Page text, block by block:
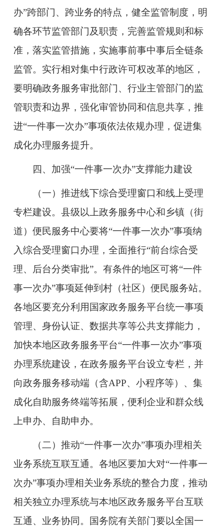
办”跨部门、跨业务的特点，健全监管制度，明
确各环节监管部门及职责，完善监管规则和标
准，落实监管措施，实施事前事中事后全链条
监管。实行相对集中行政许可权改革的地区，
要明确政务服务审批部门、行业主管部门的监
管职责和边界，强化审管协同和信息共享，推
进“一件事一次办”事项依法依规办理，促进集
成化办理服务提升。
四、加强“一件事一次办”支撑能力建设
（一）推进线下综合受理窗口和线上受理
专栏建设。 县级以上政务服务中心和乡镇（街
道）便民服务中心要将“一件事一次办”事项纳
入综合受理窗口办理，全面推行“前台综合受
理、后台分类审批”。有条件的地区可将“一件
事一次办”事项延伸到村（社区）便民服务站。
各地区要充分利用国家政务服务平台统一事项
管理、身份认证、数据共享等公共支撑能力，
加快本地区政务服务平台“一件事一次办”事项
办理系统建设，在政务服务平台设立专栏，并
向政务服务移动端（含APP、小程序等）、集
成化自助服务终端等拓展，便利企业和群众线
上申办、自助申办。
（二）推动“一件事一次办”事项办理相关
业务系统互联互通。 各地区要加大对“一件事一
次办”事项办理相关业务系统的整合力度，推动
相关独立办理系统与本地区政务服务平台互联
互通、业务协同。国务院有关部门要以全国一